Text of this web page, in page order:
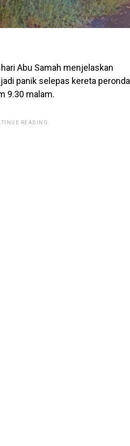
Abu Samah menjelaskan
panik selepas kereta peronda
9.30 malam.
READING.